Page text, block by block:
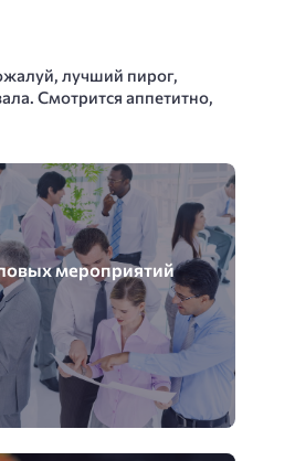
лучший пирог,
Смотрится аппетитно,
мероприятий